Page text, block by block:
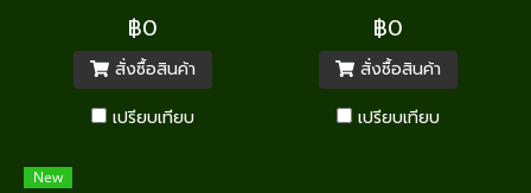
฿0
สั่งซื้อสินค้า
เปรียบเทียบ
฿0
สั่งซื้อสินค้า
เปรียบเทียบ
New